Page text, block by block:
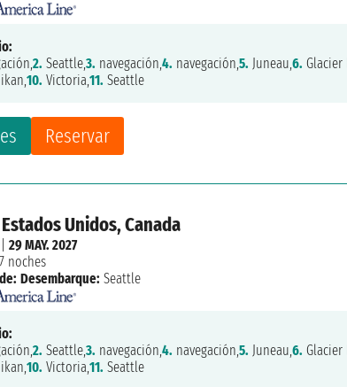
Reservar
2. Seattle,3. navegación,4. navegación,5. Juneau,6. Glacier
10. Victoria,11. Seattle
Unidos, Canada
|29 MAY. 2027
7 noches
Desembarque: Seattle
2. Seattle,3. navegación,4. navegación,5. Juneau,6. Glacier
10. Victoria,11. Seattle